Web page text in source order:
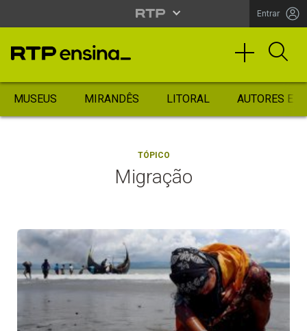
Entrar
MUSEUS MIRANDÊS LITORAL AUTORES
TÓPICO
Migração